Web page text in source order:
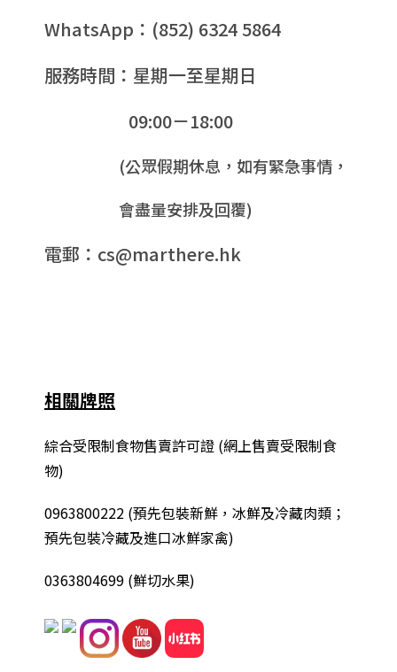
WhatsApp：(852) 6324 5864
服務時間：星期一至星期日
09:00－18:00
(公眾假期休息，如有緊急事情，
會盡量安排及回覆)
電郵：cs@marthere.hk
相關牌照
綜合受限制食物售賣許可證 (網上售賣受限制食
物)
0963800222 (預先包裝新鮮，冰鮮及冷藏肉類；
預先包裝冷藏及進口冰鮮家禽)
0363804699 (鮮切水果)